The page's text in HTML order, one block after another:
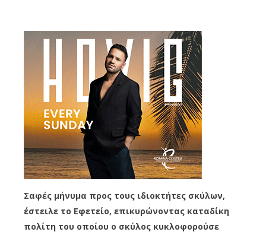
Σαφές μήνυμα προς τους ιδιοκτήτες σκύλων,
έστειλε το Εφετείο, επικυρώνοντας καταδίκη
πολίτη του οποίου ο σκύλος κυκλοφορούσε